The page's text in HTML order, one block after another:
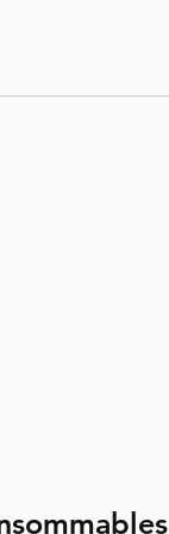
ajoutons uncanon de